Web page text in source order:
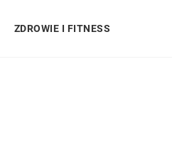
ZDROWIE I FITNESS